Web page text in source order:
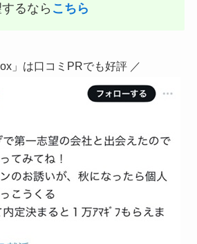
るなら こちら
」は口コミPRでも好評 ／